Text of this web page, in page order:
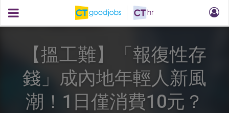
【搵工難】「報復性存
錢」成內地年輕人新風
潮！1日僅消費10元？